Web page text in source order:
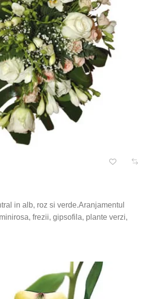
in alb, roz si verde.Aranjamentul
frezii, gipsofila, plante verzi,